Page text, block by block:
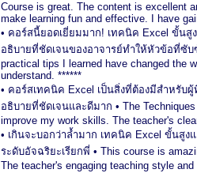
Course is great. The content is excellent
make learning fun and effective. I have
• คอร์สนี้ยอดเยี่ยมมาก! เทคนิค Excel ขั้นสู
อธิบายที่ชัดเจนของอาจารย์ทำให้หัวข้อที่ซับ
practical tips I learned have changed the
understand. ******
• คอร์สเทคนิค Excel เป็นสิ่งที่ต้องมีสำหรับ
อธิบายที่ชัดเจนและดีมาก • The
improve my work skills. The teacher's
• เกินจะบอกว่าล้ำมาก เทคนิค Excel ขั้นสูง
ระดับอัจฉริยะเรียกพี่ • This course is
The teacher's engaging teaching style